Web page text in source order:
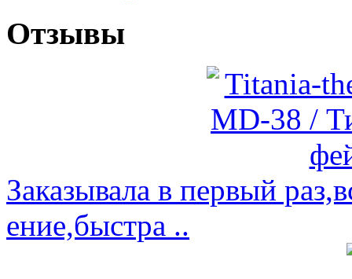
Отзывы
Заказывала в первый
ение,быстра ..